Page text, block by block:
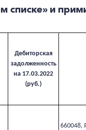
списке» и
Дебиторская
задолженность
на 17.03.2022
(руб.)
660048,